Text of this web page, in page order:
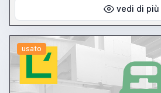
vedi di più
usato